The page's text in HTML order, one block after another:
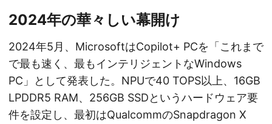
2024年の華々しい幕開け
2024年5月、MicrosoftはCopilot+ PCを「これまで
で最も速く、最もインテリジェントなWindows
PC」として発表した。NPUで40 TOPS以上、16GB
LPDDR5 RAM、256GB SSDというハードウェア要
件を設定し、最初はQualcommのSnapdragon X